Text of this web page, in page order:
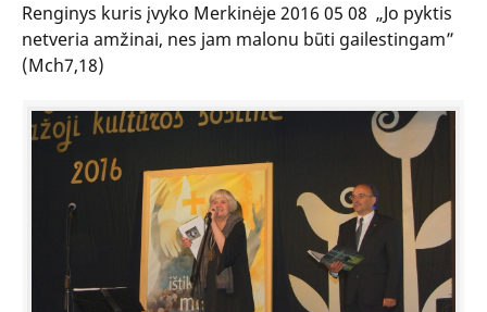
Renginys kuris įvyko Merkinėje 2016 05 08 „Jo pyktis
netveria amžinai, nes jam malonu būti gailestingam”
(Mch7,18)